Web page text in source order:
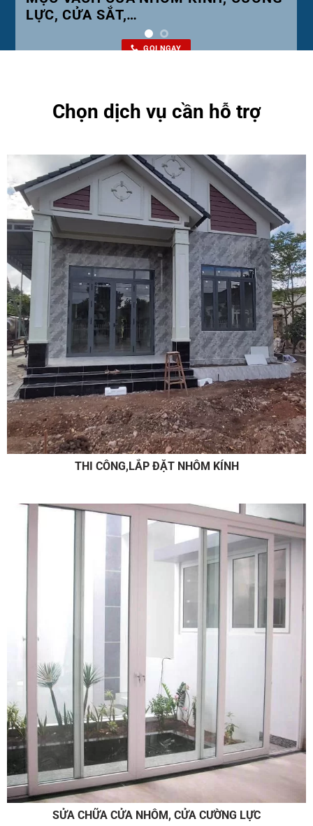
Thi Công
GỌI NGAY
THI CÔNG,LẮP ĐẶT NHÔM KÍNH
Sửa chữa
SỬA CHỮA CỬA NHÔM, CỬA CƯỜNG LỰC